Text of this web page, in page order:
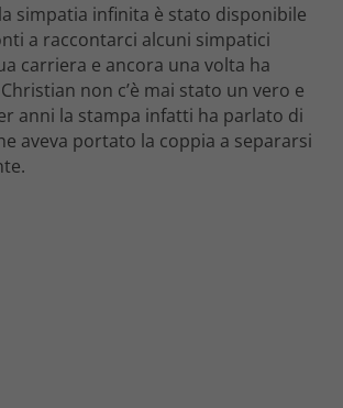
simpatia infinita è stato disponibile
a raccontarci alcuni simpatici
carriera e ancora una volta ha
non c’è mai stato un vero e
anni la stampa infatti ha parlato di
aveva portato la coppia a separarsi